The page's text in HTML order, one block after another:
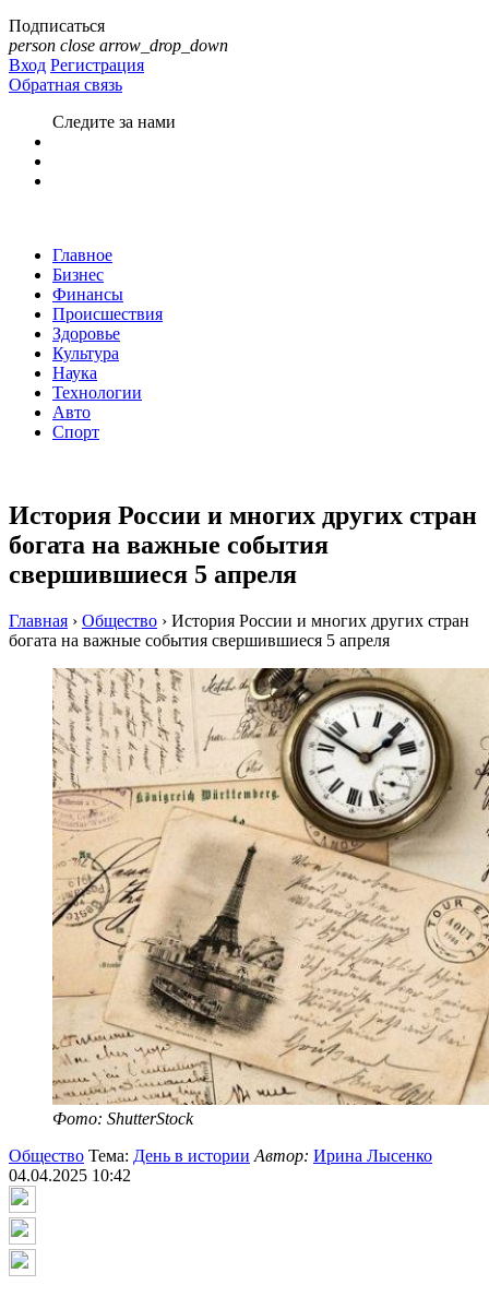
Подписаться
person close arrow_drop_down
Вход Регистрация
Обратная связь
Следите за нами
Главное
Бизнес
Финансы
Происшествия
Здоровье
Культура
Наука
Технологии
Авто
Спорт
История России и многих других стран
богата на важные события
свершившиеся 5 апреля
Главная › Общество › История России и многих других стран
богата на важные события свершившиеся 5 апреля
Фото: ShutterStock
Общество Тема: День в истории Автор: Ирина Лысенко
04.04.2025 10:42